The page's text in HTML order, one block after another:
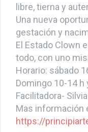
libre, tierna y
Una nueva
gestación y
El Estado Clown
todo, con uno
Horario: sábado
Domingo 10-14 h
Facilitadora-
Mas información
https://